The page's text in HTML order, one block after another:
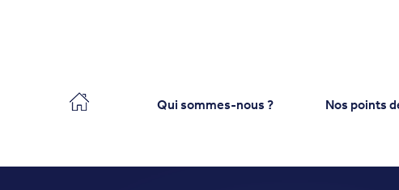
Collecteo Qui sommes-nous ? Nos points